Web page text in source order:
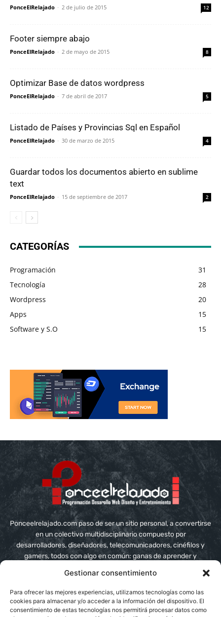
Gestionar consentimiento
Para ofrecer las mejores experiencias, utilizamos tecnologías como las
cookies para almacenar y/o acceder a la información del dispositivo. El
consentimiento de estas tecnologías nos permitirá procesar datos como
PonceElRelajado - 2 de julio de 2015 12
Footer siempre abajo
PonceElRelajado - 2 de mayo de 2015 8
Optimizar Base de datos wordpress
PonceElRelajado - 7 de abril de 2017 5
Listado de Países y Provincias Sql en Español
PonceElRelajado - 30 de marzo de 2015 4
Guardar todos los documentos abierto en sublime
text
PonceElRelajado - 15 de septiembre de 2017 2
CATEGORÍAS
Programación
31
Tecnología
28
Wordpress
20
Apps
15
Software y S.O
15
Ponceelrelajado.com paso de ser un sitio personal, a convertirse
en un colectivo multidisciplinario compuesto por
desarrolladores, diseñadores, telecomunicadores, cinéfilos y
gamers, todos con algo en común: ganas de aprender y